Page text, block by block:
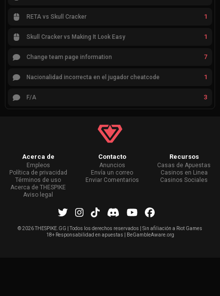
RETA vs Skull Cracker 1
Skull Cracker vs Making It Look Easy 1
Change team page information 7
Nacionalidad incorrecta en el jugador cheatcode 1
F/A 3
Acerca de
Empleos
Política de privacidad
Términos de uso
Acerca de THESPIKE
Aviso legal
Contacto
Anuncios
Envía un correo
Enviar Comentarios
Recursos
Casas de Apuestas
Casinos en Linea
Casinos Sociales
©2026 THESPIKE.GG | Todos los derechos reservados | Sin afiliación a Riot Games
18+ Responsabilidad en apuestas | BeGambleAware.org